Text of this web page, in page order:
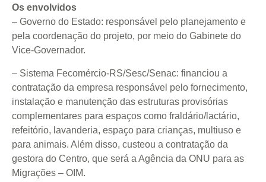
Os envolvidos
– Governo do Estado: responsável pelo planejamento e
pela coordenação do projeto, por meio do Gabinete do
Vice-Governador.
– Sistema Fecomércio-RS/Sesc/Senac: financiou a
contratação da empresa responsável pelo fornecimento,
instalação e manutenção das estruturas provisórias
complementares para espaços como fraldário/lactário,
refeitório, lavanderia, espaço para crianças, multiuso e
para animais. Além disso, custeou a contratação da
gestora do Centro, que será a Agência da ONU para as
Migrações – OIM.